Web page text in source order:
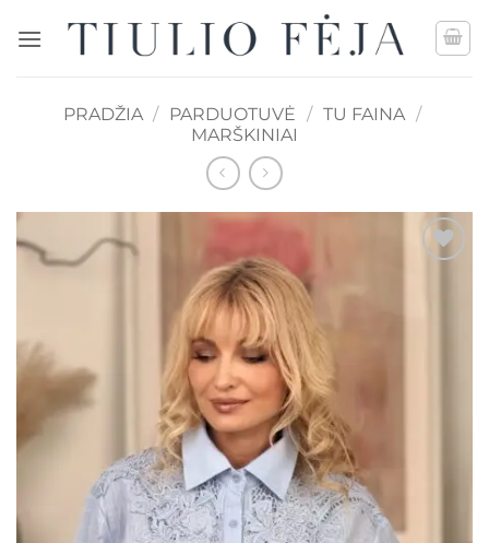
PRADŽIA / PARDUOTUVĖ / TU FAINA /
MARŠKINIAI